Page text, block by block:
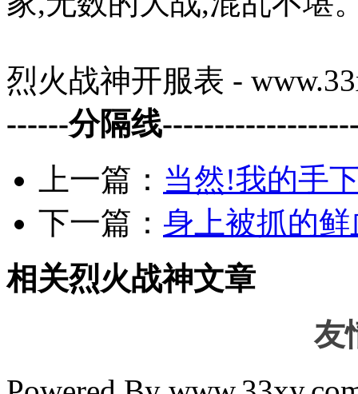
烈火战神开服表 -
------分隔线
上一篇： 当然!我的手
下一篇： 身上被抓的
相关烈火战神文章
友